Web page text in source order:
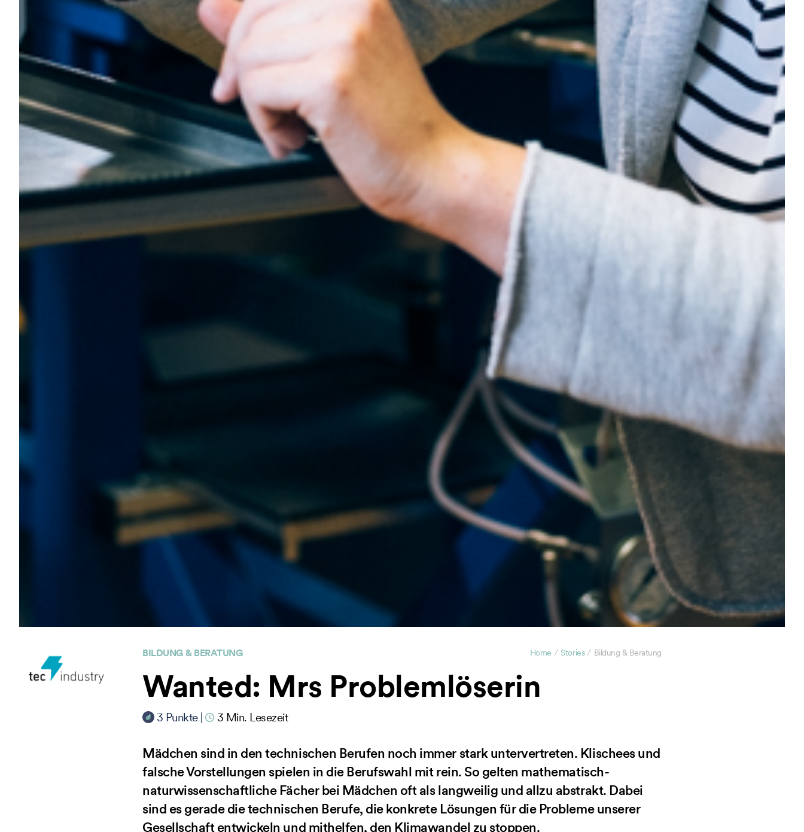
BILDUNG & BERATUNG Home / Stories / Bildung & Beratung
Wanted: Mrs Problemlöserin
3 Punkte | 3 Min. Lesezeit
Mädchen sind in den technischen Berufen noch immer stark untervertreten. Klischees und
falsche Vorstellungen spielen in die Berufswahl mit rein. So gelten mathematisch-
naturwissenschaftliche Fächer bei Mädchen oft als langweilig und allzu abstrakt. Dabei
sind es gerade die technischen Berufe, die konkrete Lösungen für die Probleme unserer
Gesellschaft entwickeln und mithelfen, den Klimawandel zu stoppen.